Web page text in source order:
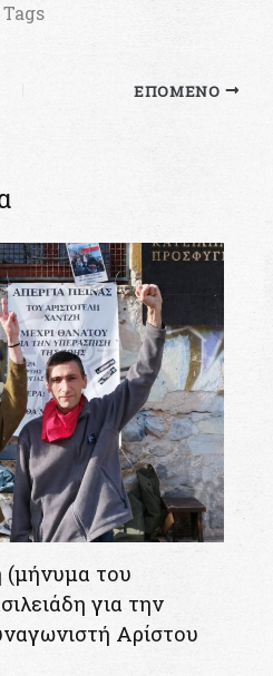
Tags
ΕΠΌΜΕΝΟ
(μήνυμα του
για την
Αρίστου